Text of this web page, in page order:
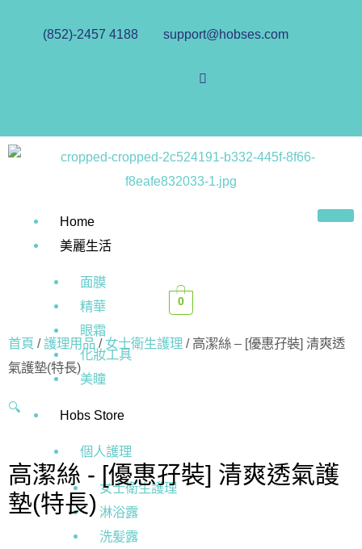
(852)-2457 4188 support@hobses.com
Home
美麗生活
面膜
精華
眼霜
化妝工具
美瞳
Hobs Store
個人護理
女士衛生護理
淋浴露
洗髪露
0
首頁 /護理用品 / 女士衛生護理 / 高潔絲 – [優惠孖裝] 清爽透
氣護墊(特長)
🔍
高潔絲 - [優惠孖裝] 清爽透氣護
墊(特長)